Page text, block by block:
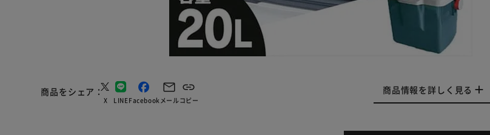
商品をシェア
X LINEFacebookメールコピー
商品情報を詳しく見る